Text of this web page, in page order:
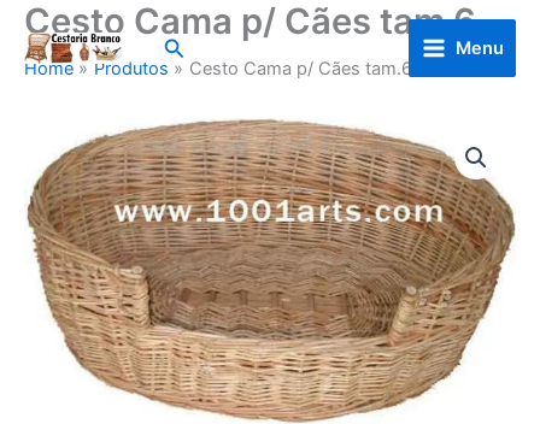
Skip
content
Search Menu
Cesto Cama p/ Cães tam.6
Home Produtos Cesto Cama p/ Cães tam.6